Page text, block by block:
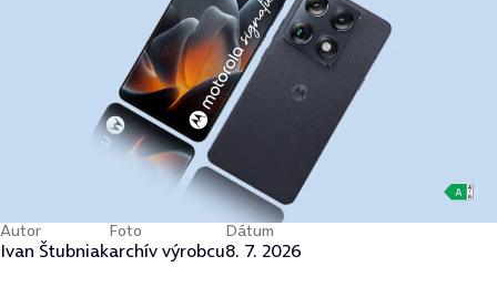
Autor
Ivan Štubniak
Foto
archív výrobcu
Dátum
8. 7. 2026